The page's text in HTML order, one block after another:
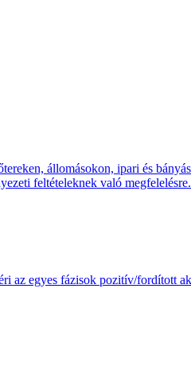
állomásokon, ipari és
feltételeknek való
az egyes fázisok pozitív/fordított